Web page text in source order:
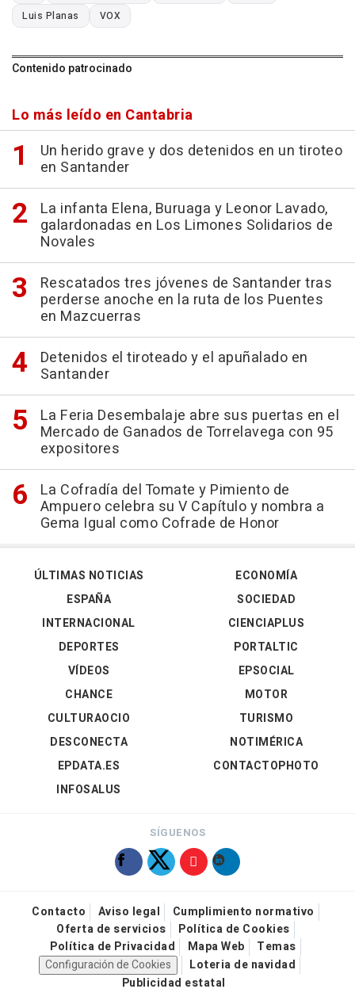
Luis Planas
VOX
Contenido patrocinado
Lo más leído en Cantabria
Un herido grave y dos detenidos en un tiroteo
en Santander
La infanta Elena, Buruaga y Leonor Lavado,
galardonadas en Los Limones Solidarios de
Novales
Rescatados tres jóvenes de Santander tras
perderse anoche en la ruta de los Puentes
en Mazcuerras
Detenidos el tiroteado y el apuñalado en
Santander
La Feria Desembalaje abre sus puertas en el
Mercado de Ganados de Torrelavega con 95
expositores
La Cofradía del Tomate y Pimiento de
Ampuero celebra su V Capítulo y nombra a
Gema Igual como Cofrade de Honor
ÚLTIMAS NOTICIAS
ESPAÑA
INTERNACIONAL
DEPORTES
VÍDEOS
ECONOMÍA
SOCIEDAD
CIENCIAPLUS
PORTALTIC
EPSOCIAL
CHANCE
CULTURAOCIO
DESCONECTA
EPDATA.ES
INFOSALUS
MOTOR
TURISMO
NOTIMÉRICA
CONTACTOPHOTO
SÍGUENOS
Contacto Aviso legal
Cumplimiento normativo
Oferta de servicios
Política de Cookies
Política de Privacidad
Mapa Web
Temas
Configuración de Cookies
Loteria de navidad
Publicidad estatal